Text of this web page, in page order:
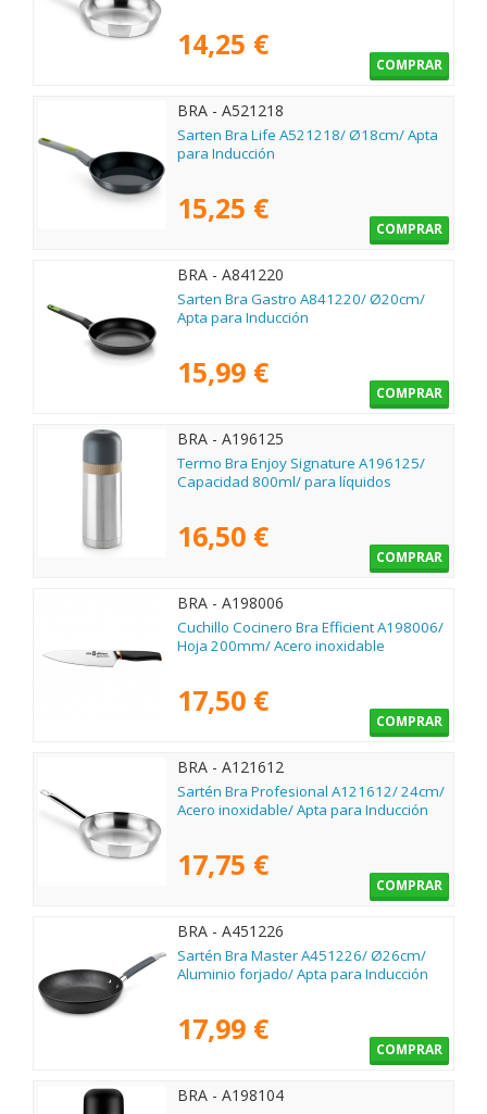
14,25 €
COMPRAR
BRA - A521218
Sarten Bra Life A521218/ Ø18cm/ Apta
para Inducción
15,25 €
COMPRAR
BRA - A841220
Sarten Bra Gastro A841220/ Ø20cm/
Apta para Inducción
15,99 €
COMPRAR
BRA - A196125
Termo Bra Enjoy Signature A196125/
Capacidad 800ml/ para líquidos
16,50 €
COMPRAR
BRA - A198006
Cuchillo Cocinero Bra Efficient A198006/
Hoja 200mm/ Acero inoxidable
17,50 €
COMPRAR
BRA - A121612
Sartén Bra Profesional A121612/ 24cm/
Acero inoxidable/ Apta para Inducción
17,75 €
COMPRAR
BRA - A451226
Sartén Bra Master A451226/ Ø26cm/
Aluminio forjado/ Apta para Inducción
17,99 €
COMPRAR
BRA - A198104